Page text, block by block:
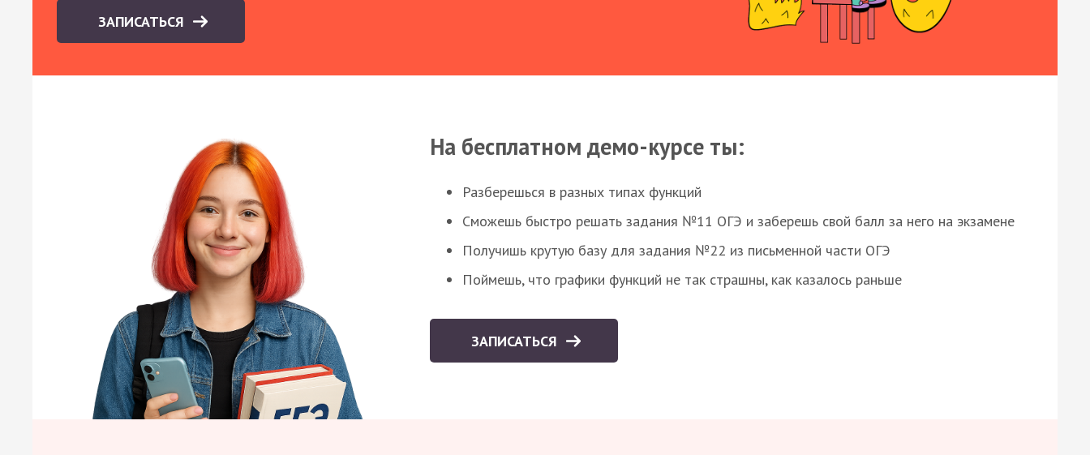
ЗАПИСАТЬСЯ
На бесплатном демо-курсе ты:
Разберешься в разных типах функций
Сможешь быстро решать задания №11 ОГЭ и заберешь свой балл за него на экзамене
Получишь крутую базу для задания №22 из письменной части ОГЭ
Поймешь, что графики функций не так страшны, как казалось раньше
ЗАПИСАТЬСЯ